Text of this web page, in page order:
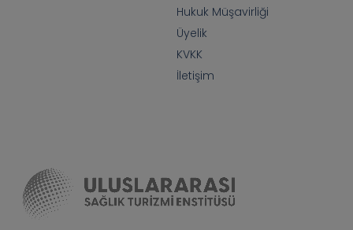
Hukuk Müşavirliği
Üyelik
KVKK
İletişim